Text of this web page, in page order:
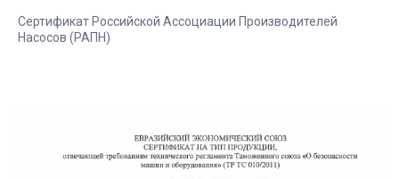
Сертификат Российской Ассоциации Производителей
Насосов (РАПН)